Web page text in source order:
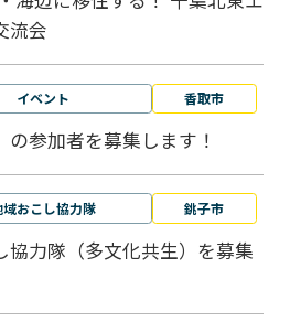
流会
イベント 香取市
の参加者を募集します！
域おこし協力隊 銚子市
協力隊（多文化共生）を募集